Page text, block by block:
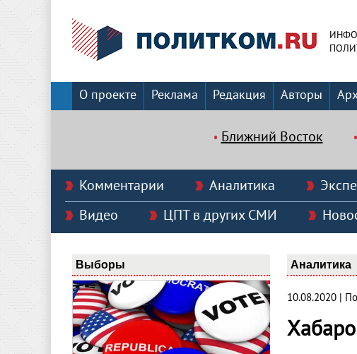
О проекте Реклама Редакция Авторы
Ближний Восток
Комментарии Аналитика
Видео
ЦПТ в других СМИ
Выборы Аналитика
10.08.2020 |